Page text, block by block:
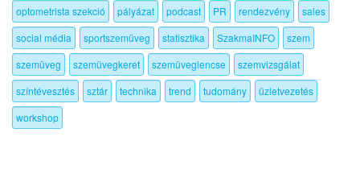
optometrista szekció
pályázat podcast PR rendezvény
sales
social média
sportszemüveg statisztika SzakmaINFO
szem
szemüveg
szemüvegkeret szemüveglencse
szemvizsgálat
színtévesztés
sztár technika trend tudomány
üzletvezetés
workshop